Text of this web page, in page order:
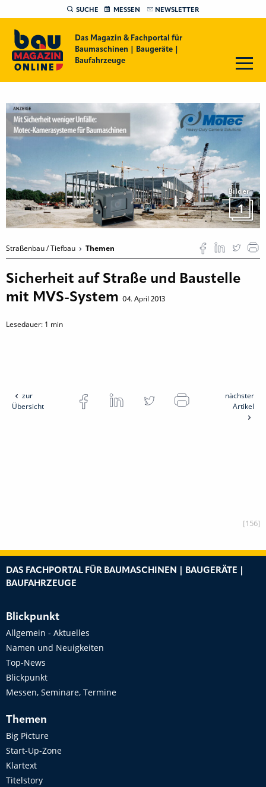
SUCHE MESSEN NEWSLETTER
Das Magazin & Fachportal für
Baumaschinen | Baugeräte |
Baufahrzeuge
Bilder
1
Straßenbau / Tiefbau Themen
Sicherheit auf Straße und Baustelle
mit MVS-System 04. April 2013
Lesedauer: 1 min
zur
Übersicht
nächster
Artikel
[156]
DAS FACHPORTAL FÜR BAUMASCHINEN | BAUGERÄTE |
BAUFAHRZEUGE
Blickpunkt
Allgemein - Aktuelles
Namen und Neuigkeiten
Top-News
Blickpunkt
Messen, Seminare, Termine
Themen
Big Picture
Start-Up-Zone
Klartext
Titelstory